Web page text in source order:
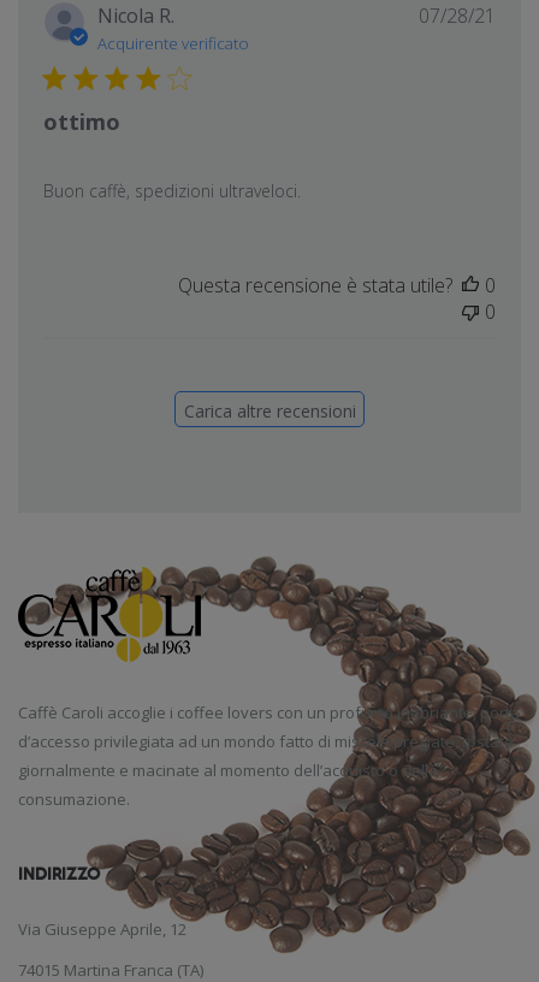
Nicola R.
Acquirente verificato
ottimo
Buon caffè, spedizioni ultraveloci.
07/28/21
Questa recensione è stata utile?
0
0
Carica altre recensioni
Caffè Caroli accoglie i coffee lovers con un profumo inebriante, porta
d’accesso privilegiata ad un mondo fatto di miscele pregiate, tostate
giornalmente e macinate al momento dell’acquisto o della
consumazione.
INDIRIZZO
Via Giuseppe Aprile, 12
74015 Martina Franca (TA)